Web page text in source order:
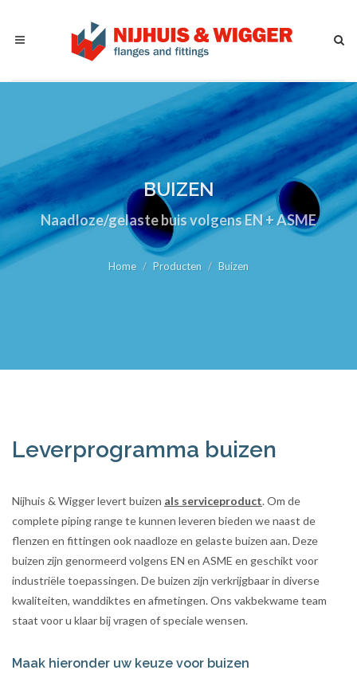
BUIZEN
Naadloze/gelaste buis volgens EN + ASME
Home Producten Buizen
Leverprogramma buizen
Nijhuis & Wigger levert buizen als serviceproduct. Om de
complete piping range te kunnen leveren bieden we naast de
flenzen en fittingen ook naadloze en gelaste buizen aan. Deze
buizen zijn genormeerd volgens EN en ASME en geschikt voor
industriële toepassingen. De buizen zijn verkrijgbaar in diverse
kwaliteiten, wanddiktes en afmetingen. Ons vakbekwame team
staat voor u klaar bij vragen of speciale wensen.
Maak hieronder uw keuze voor buizen